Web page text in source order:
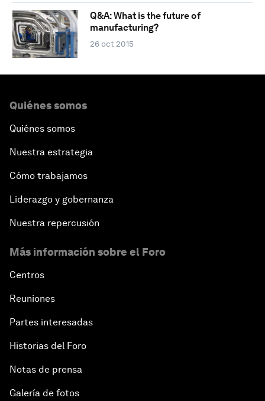
Q&A: What is the future of
manufacturing?
26 oct 2015
Quiénes somos
Quiénes somos
Nuestra estrategia
Cómo trabajamos
Liderazgo y gobernanza
Nuestra repercusión
Más información sobre el Foro
Centros
Reuniones
Partes interesadas
Historias del Foro
Notas de prensa
Galería de fotos